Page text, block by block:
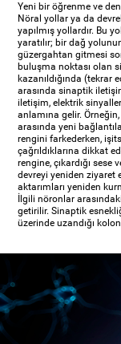
Yeni bir öğrenme ve
Nöral yollar ya da
yapılmış yollardır. Bu
yaratılır; bir dağ
güzergahtan gitmesi
buluşma noktası olan
kazanıldığında
arasında sinaptik
iletişim, elektrik
anlamına gelir.
arasında yeni
rengini farkederken,
çağrıldıklarına dikkat
rengine, çıkardığı sese
devreyi yeniden ziyaret
aktarımları yeniden
İlgili nöronlar
getirilir. Sinaptik
üzerinde uzandığı